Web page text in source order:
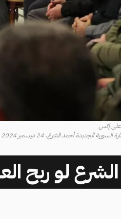
على إكس
الجديدة أحمد الشرع، 24 ديسمبر 2024
لو ربح